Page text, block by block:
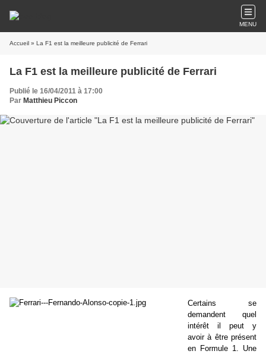
MENU
Accueil » La F1 est la meilleure publicité de Ferrari
La F1 est la meilleure publicité de Ferrari
Publié le 16/04/2011 à 17:00
Par Matthieu Piccon
Certains se
demandent quel
intérêt il peut y
avoir à être présent
en Formule 1. Une